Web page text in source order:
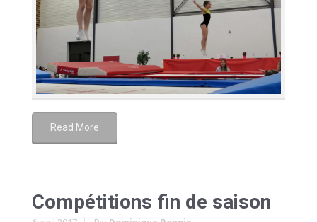
Read More
Compétitions fin de saison